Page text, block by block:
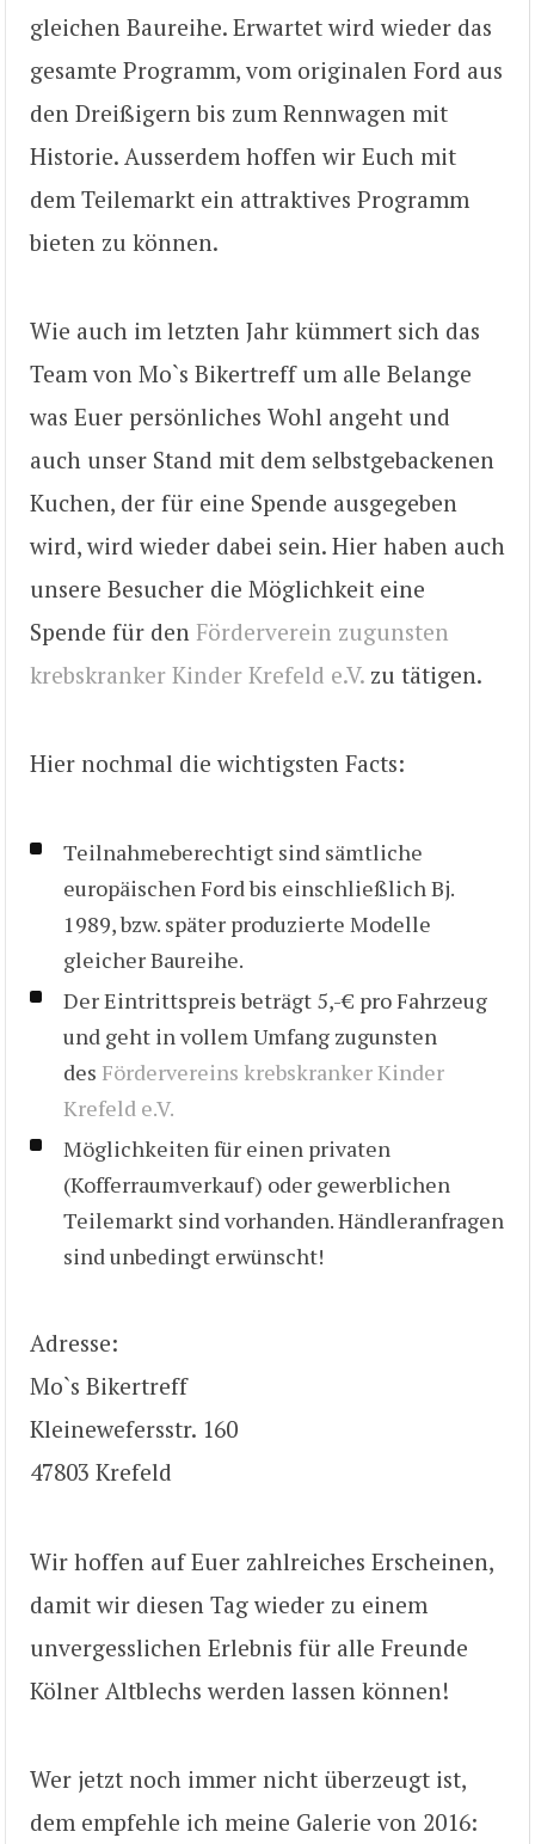
gleichen Baureihe. Erwartet wird wieder das
gesamte Programm, vom originalen Ford aus
den Dreißigern bis zum Rennwagen mit
Historie. Ausserdem hoffen wir Euch mit
dem Teilemarkt ein attraktives Programm
bieten zu können.
Wie auch im letzten Jahr kümmert sich das
Team von Mo`s Bikertreff um alle Belange
was Euer persönliches Wohl angeht und
auch unser Stand mit dem selbstgebackenen
Kuchen, der für eine Spende ausgegeben
wird, wird wieder dabei sein. Hier haben auch
unsere Besucher die Möglichkeit eine
Spende für den Förderverein zugunsten
krebskranker Kinder Krefeld e.V. zu tätigen.
Hier nochmal die wichtigsten Facts:
Teilnahmeberechtigt sind sämtliche
europäischen Ford bis einschließlich Bj.
1989, bzw. später produzierte Modelle
gleicher Baureihe.
Der Eintrittspreis beträgt 5,-€ pro Fahrzeug
und geht in vollem Umfang zugunsten
des Fördervereins krebskranker Kinder
Krefeld e.V.
Möglichkeiten für einen privaten
(Kofferraumverkauf) oder gewerblichen
Teilemarkt sind vorhanden. Händleranfragen
sind unbedingt erwünscht!
Adresse:
Mo`s Bikertreff
Kleinewefersstr. 160
47803 Krefeld
Wir hoffen auf Euer zahlreiches Erscheinen,
damit wir diesen Tag wieder zu einem
unvergesslichen Erlebnis für alle Freunde
Kölner Altblechs werden lassen können!
Wer jetzt noch immer nicht überzeugt ist,
dem empfehle ich meine Galerie von 2016: